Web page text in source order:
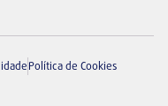
Política de Cookies